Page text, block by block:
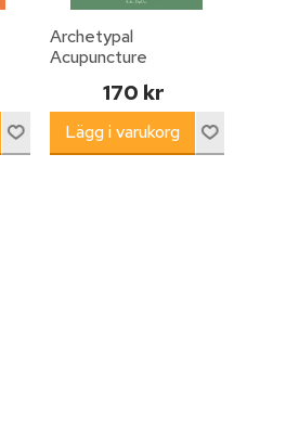
Archetypal
Acupuncture
170 kr